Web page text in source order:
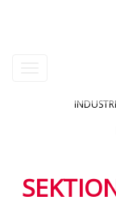
menu
aktivieren/